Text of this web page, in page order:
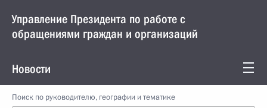
Управление Президента по работе с
обращениями граждан и организаций
Новости
Поиск по руководителю, географии и тематике